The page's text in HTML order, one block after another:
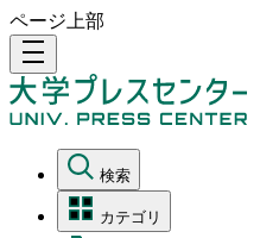
ページ上部
density_medium
検索
カテゴリ